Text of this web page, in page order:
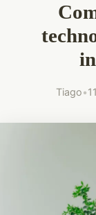
Tiago•